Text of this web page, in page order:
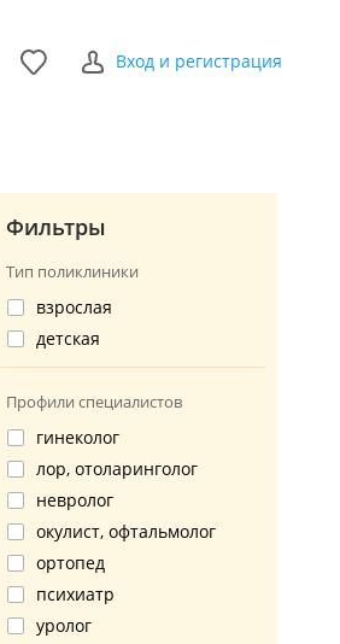
Вход и регистрация
Фильтры
Тип поликлиники
взрослая
детская
Профили специалистов
гинеколог
лор, отоларинголог
невролог
окулист, офтальмолог
ортопед
психиатр
уролог